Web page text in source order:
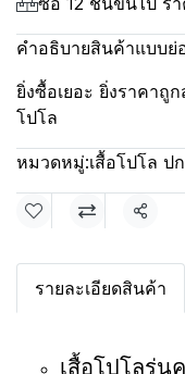
คำอธิบายสินค้าแบบย่
ยิ่งซื้อเยอะ ยิ่งราคาถู
โปโล
หมวดหมู่:เสื้อโปโล ป
แชร์
รายละเอียดสินค้า
เสื้อโปโลรุ่น